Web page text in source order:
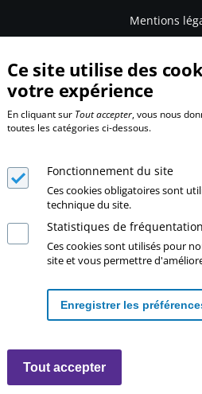
Mentions
Ce site utilise des
votre expérience
En cliquant sur Tout accepter, vous nous
toutes les catégories ci-dessous.
Fonctionnement du site
Ces cookies obligatoires sont
technique du site.
Statistiques de fréquentation
Ces cookies sont utilisés pour
site et vous permettre
Enregistrer les
Tout accepter